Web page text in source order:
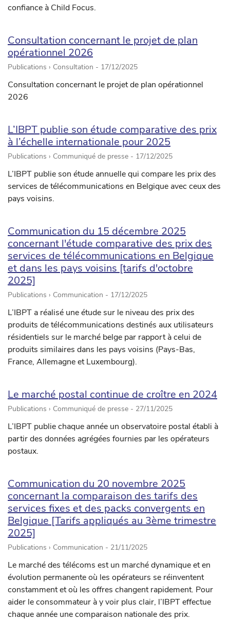
confiance à Child Focus.
Consultation concernant le projet de plan
opérationnel 2026
Publications › Consultation - 17/12/2025
Consultation concernant le projet de plan opérationnel
2026
L’IBPT publie son étude comparative des prix
à l’échelle internationale pour 2025
Publications › Communiqué de presse - 17/12/2025
L’IBPT publie son étude annuelle qui compare les prix des
services de télécommunications en Belgique avec ceux des
pays voisins.
Communication du 15 décembre 2025
concernant l'étude comparative des prix des
services de télécommunications en Belgique
et dans les pays voisins [tarifs d'octobre
2025]
Publications › Communication - 17/12/2025
L’IBPT a réalisé une étude sur le niveau des prix des
produits de télécommunications destinés aux utilisateurs
résidentiels sur le marché belge par rapport à celui de
produits similaires dans les pays voisins (Pays-Bas,
France, Allemagne et Luxembourg).
Le marché postal continue de croître en 2024
Publications › Communiqué de presse - 27/11/2025
L’IBPT publie chaque année un observatoire postal établi à
partir des données agrégées fournies par les opérateurs
postaux.
Communication du 20 novembre 2025
concernant la comparaison des tarifs des
services fixes et des packs convergents en
Belgique [Tarifs appliqués au 3ème trimestre
2025]
Publications › Communication - 21/11/2025
Le marché des télécoms est un marché dynamique et en
évolution permanente où les opérateurs se réinventent
constamment et où les offres changent rapidement. Pour
aider le consommateur à y voir plus clair, l’IBPT effectue
chaque année une comparaison nationale des prix.